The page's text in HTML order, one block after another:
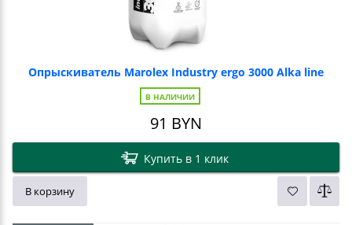
Опрыскиватель Marolex Industry ergo 3000 Alka line
В НАЛИЧИИ
91 BYN
Купить в 1 клик
В корзину